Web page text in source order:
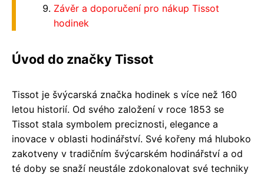
Závěr a doporučení pro nákup Tissot
hodinek
Úvod do značky Tissot
Tissot je švýcarská značka hodinek s více než 160
letou historií. Od svého založení v roce 1853 se
Tissot stala symbolem preciznosti, elegance a
inovace v oblasti hodinářství. Své kořeny má hluboko
zakotveny v tradičním švýcarském hodinářství a od
té doby se snaží neustále zdokonalovat své techniky